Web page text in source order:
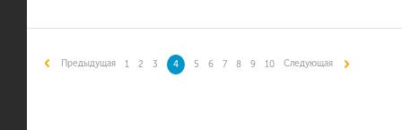
Предыдущая 1 2 3 4 5 6 7 8 9 10 Следующая